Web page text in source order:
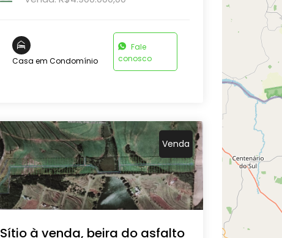
Casa em Condomínio
Fale
conosco
Venda
Sítio à venda, beira do asfalto